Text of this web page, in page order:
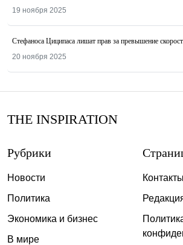
19 ноября 2025
Стефаноса Циципаса лишат прав за превышение
20 ноября 2025
THE INSPIRATION
Рубрики
Новости
Политика
Экономика и бизнес
В мире
Контакты